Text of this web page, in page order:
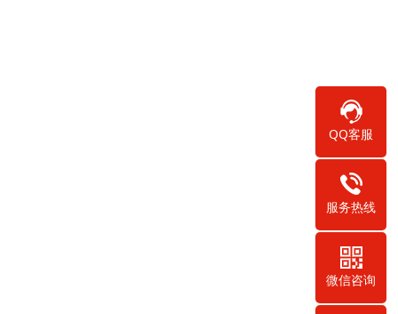
QQ客服
服务热线
微信咨询